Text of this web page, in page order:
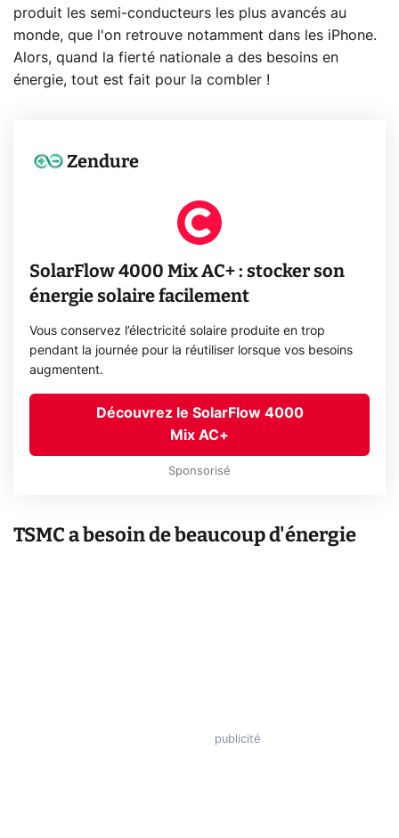
produit les semi-conducteurs les plus avancés au
monde, que l'on retrouve notamment dans les iPhone.
Alors, quand la fierté nationale a des besoins en
énergie, tout est fait pour la combler !
Zendure
SolarFlow 4000 Mix AC+ : stocker son
énergie solaire facilement
Vous conservez l’électricité solaire produite en trop
pendant la journée pour la réutiliser lorsque vos besoins
augmentent.
Découvrez le SolarFlow 4000
Mix AC+
Sponsorisé
TSMC a besoin de beaucoup d'énergie